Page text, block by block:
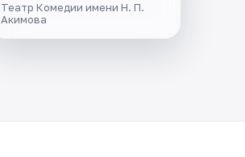
Театр Комедии имени Н. П.
Акимова